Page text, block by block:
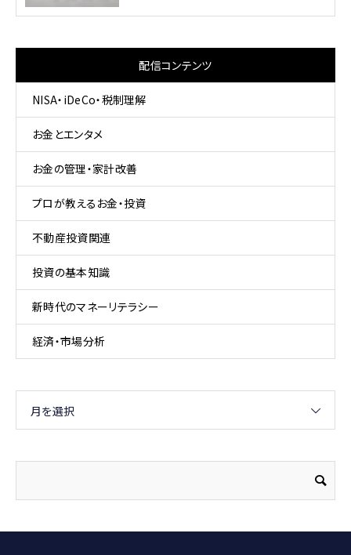
配信コンテンツ
NISA・iDeCo・税制理解
お金とエンタメ
お金の管理・家計改善
プロが教えるお金・投資
不動産投資関連
投資の基本知識
新時代のマネーリテラシー
経済・市場分析
月を選択